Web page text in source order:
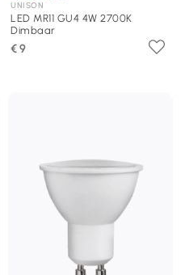
UNISON
LED MR11 GU4 4W 2700K
Dimbaar
€ 9